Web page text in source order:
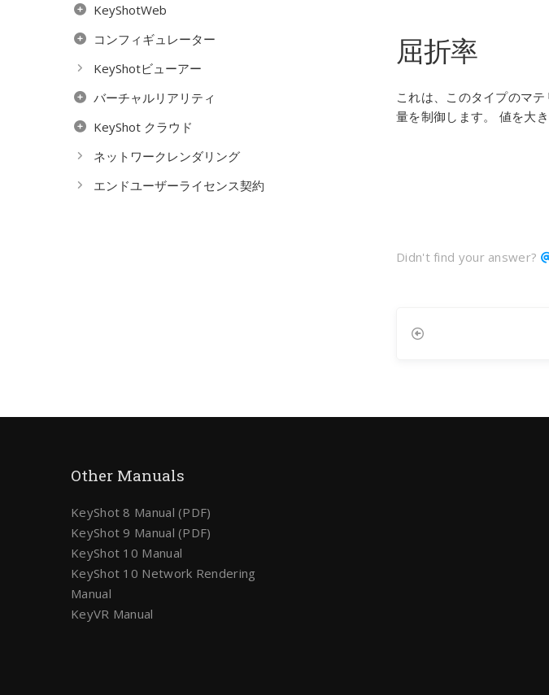
KeyShotWeb
コンフィギュレーター
KeyShotビューアー
バーチャルリアリティ
KeyShot クラウド
ネットワークレンダリング
エンドユーザーライセンス契約
屈折率
これは、このタイプのマ
量を制御します。 値を大
Didn't find your answer?
Other Manuals
KeyShot 8 Manual (PDF)
KeyShot 9 Manual (PDF)
KeyShot 10 Manual
KeyShot 10 Network Rendering
Manual
KeyVR Manual